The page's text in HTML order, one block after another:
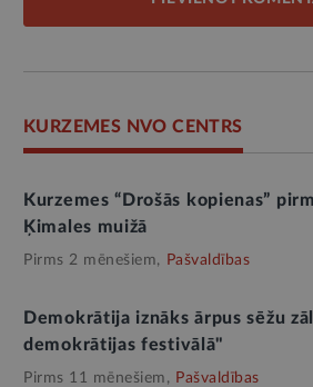
KURZEMES NVO CENTRS
Kurzemes “Drošās kopienas”
Ķimales muižā
Pirms 2 mēnešiem, Pašvaldības
Demokrātija iznāks ārpus sēžu
demokrātijas festivālā"
Pirms 11 mēnešiem, Pašvaldības